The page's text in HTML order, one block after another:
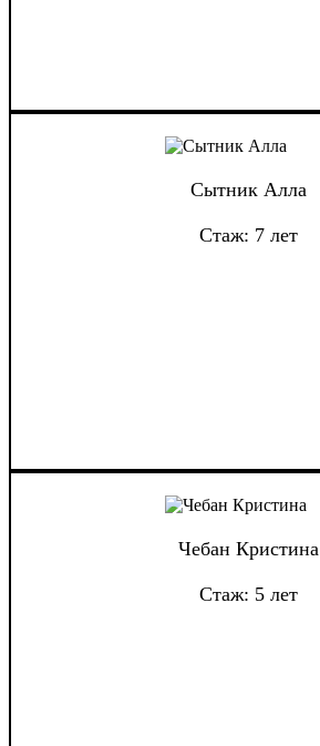
Сытник Алла
Стаж: 7 лет
Чебан Кристина
Стаж: 5 лет